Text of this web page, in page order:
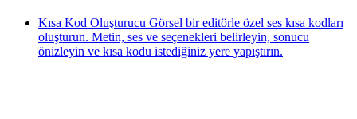
Kısa Kod Oluşturucu Görsel bir editörle özel ses kısa kodları
oluşturun. Metin, ses ve seçenekleri belirleyin, sonucu
önizleyin ve kısa kodu istediğiniz yere yapıştırın.